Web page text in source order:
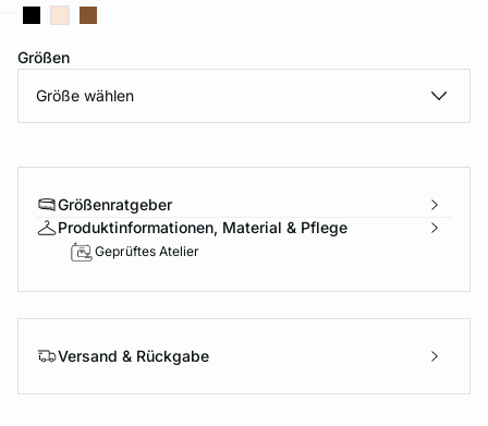
Größen
Größe wählen
Größenratgeber
Produktinformationen, Material & Pflege
Geprüftes Atelier
Versand & Rückgabe